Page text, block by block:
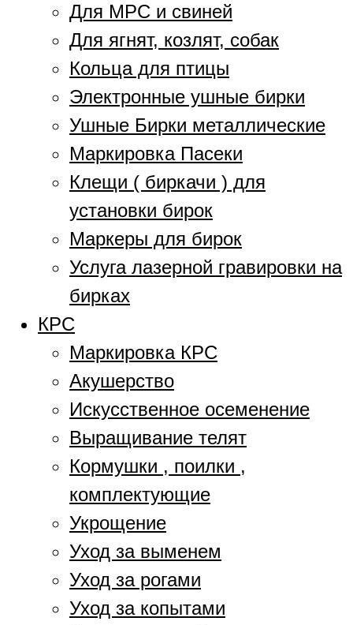
Для МРС и свиней
Для ягнят, козлят, собак
Кольца для птицы
Электронные ушные бирки
Ушные Бирки металлические
Маркировка Пасеки
Клещи ( биркачи ) для
установки бирок
Маркеры для бирок
Услуга лазерной гравировки на
бирках
КРС
Маркировка КРС
Акушерство
Искусственное осеменение
Выращивание телят
Кормушки , поилки ,
комплектующие
Укрощение
Уход за выменем
Уход за рогами
Уход за копытами